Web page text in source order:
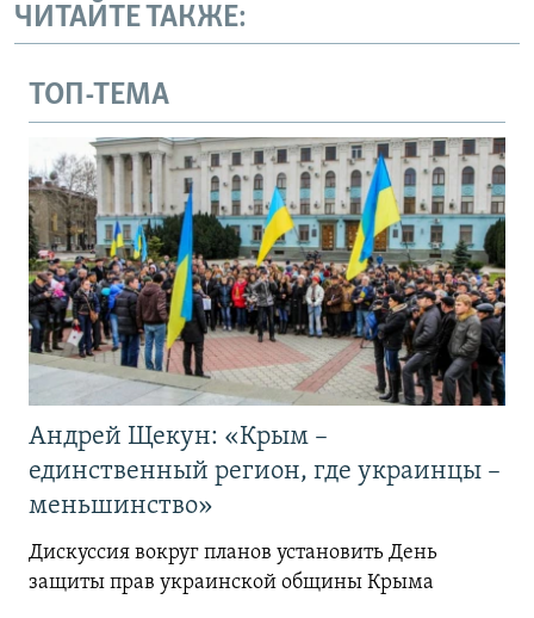
ЧИТАЙТЕ ТАКЖЕ:
ТОП-ТЕМА
Андрей Щекун: «Крым –
единственный регион, где украинцы –
меньшинство»
Дискуссия вокруг планов установить День
защиты прав украинской общины Крыма